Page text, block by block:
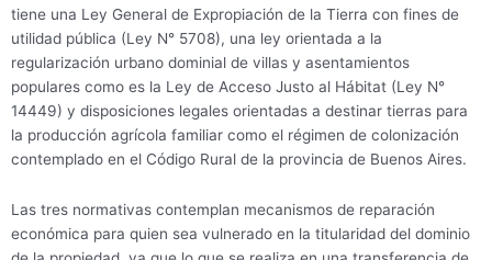
tiene una Ley General de Expropiación de la Tierra con fines de
utilidad pública (Ley N° 5708), una ley orientada a la
regularización urbano dominial de villas y asentamientos
populares como es la Ley de Acceso Justo al Hábitat (Ley N°
14449) y disposiciones legales orientadas a destinar tierras para
la producción agrícola familiar como el régimen de colonización
contemplado en el Código Rural de la provincia de Buenos Aires.
Las tres normativas contemplan mecanismos de reparación
económica para quien sea vulnerado en la titularidad del dominio